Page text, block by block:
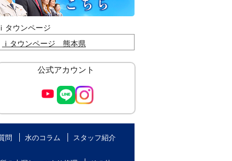
ｉタウンページ
ｉタウンページ 熊本県
公式アカウント
問 水のコラム
スタッフ紹介